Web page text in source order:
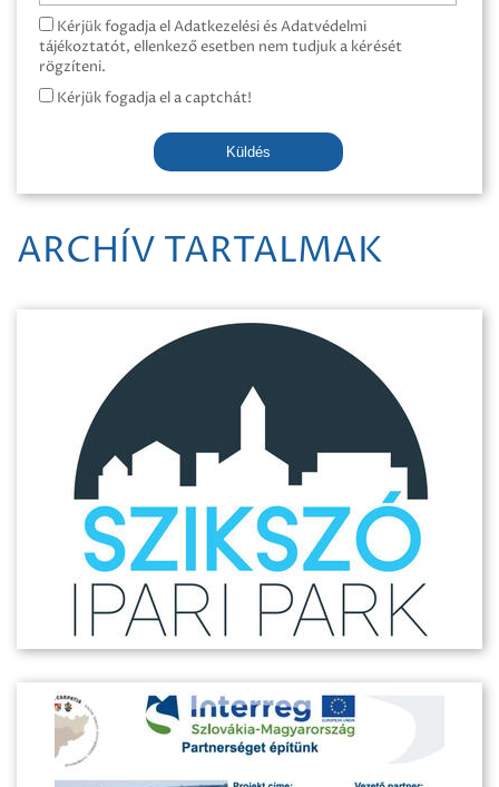
Kérjük fogadja el Adatkezelési és Adatvédelmi
tájékoztatót, ellenkező esetben nem tudjuk a kérését
rögzíteni.
Kérjük fogadja el a captchát!
Küldés
ARCHÍV TARTALMAK